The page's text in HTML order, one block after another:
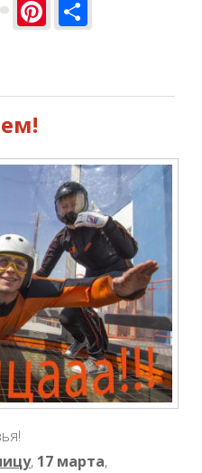
TwitterPinterest
, 17 марта,